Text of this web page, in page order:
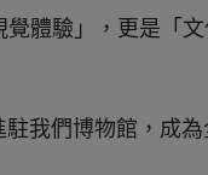
體驗」，更是「文
我們博物館，成